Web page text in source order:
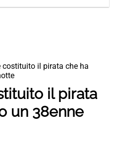
costituito il pirata che ha
il pirata
un 38enne